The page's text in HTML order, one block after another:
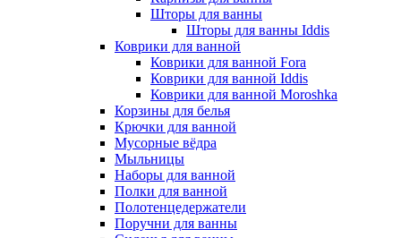
Шторы для ванны
Шторы для ванны Iddis
Коврики для ванной
Коврики для ванной Fora
Коврики для ванной Iddis
Коврики для ванной Moroshka
Корзины для белья
Крючки для ванной
Мусорные вёдра
Мыльницы
Наборы для ванной
Полки для ванной
Полотенцедержатели
Поручни для ванны